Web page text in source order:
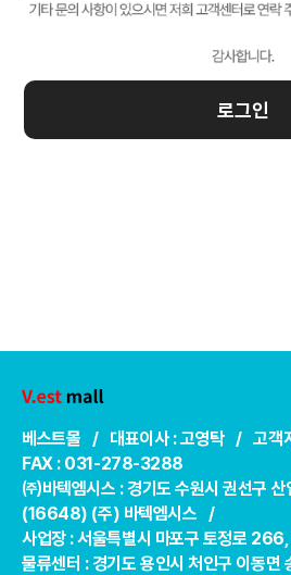
로그인
베스트몰 / 대표이사 : 고영탁 / 고객
FAX : 031-278-3288
㈜바텍엠시스 : 경기도 수원시 권선구
(16648) (주) 바텍엠시스 /
사업장 : 서울특별시 마포구 토정로
물류센터 : 경기도 용인시 처인구 이동